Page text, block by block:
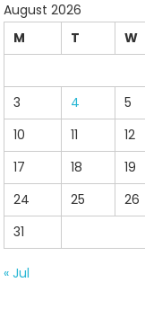
August 2026
M
T W
3
4 5
10
11 12
17
18 19
24
25 26
31
« Jul